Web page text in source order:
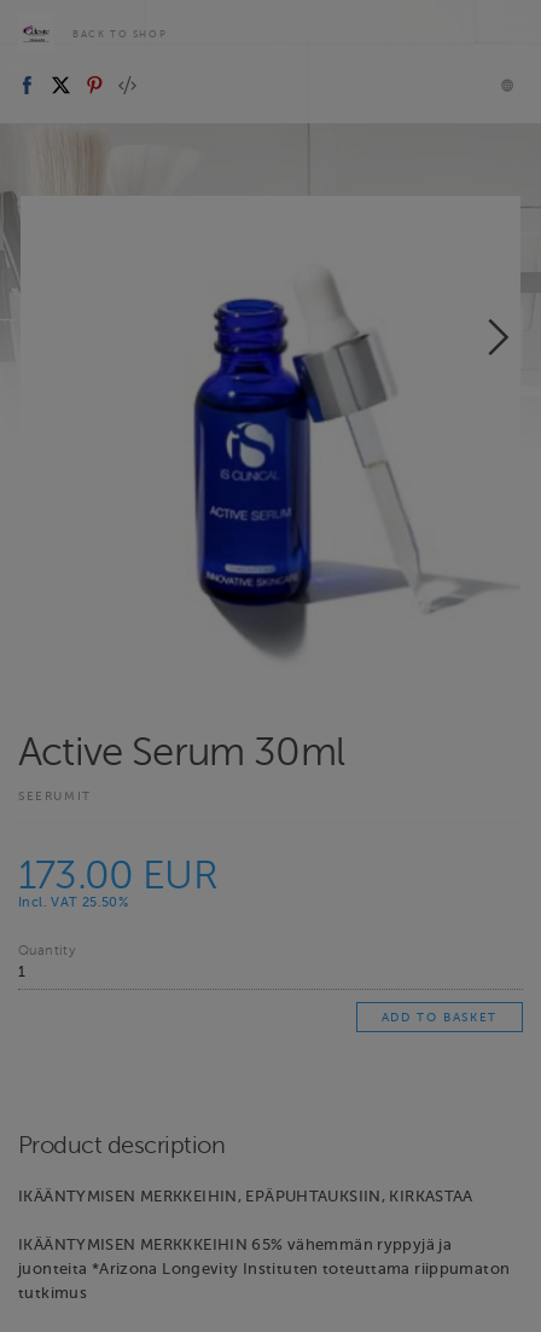
BACK TO SHOP
Active Serum 30ml
SEERUMIT
173.00 EUR
Incl. VAT 25.50%
Quantity
Product description
IKÄÄNTYMISEN MERKKEIHIN, EPÄPUHTAUKSIIN, KIRKASTAA
IKÄÄNTYMISEN MERKKKEIHIN 65% vähemmän ryppyjä ja
juonteita *Arizona Longevity Instituten toteuttama riippumaton
tutkimus